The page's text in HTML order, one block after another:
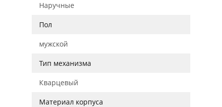
Наручные
Пол
мужской
Тип механизма
Кварцевый
Материал корпуса